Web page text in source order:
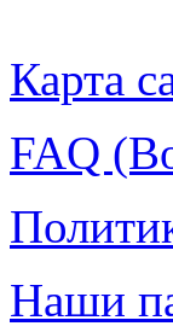
Карта
FAQ
Наши